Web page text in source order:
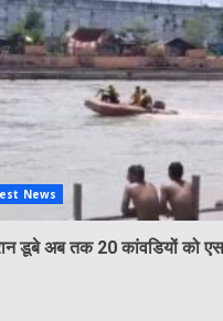
News
डूबे अब तक 20 कांवडियों को